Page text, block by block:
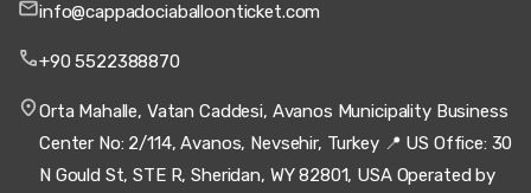
info@cappadociaballoonticket.com
+90 5522388870
Orta Mahalle, Vatan Caddesi, Avanos Municipality Business
Center No: 2/114, Avanos, Nevsehir, Turkey 📍 US Office: 30
N Gould St, STE R, Sheridan, WY 82801, USA Operated by